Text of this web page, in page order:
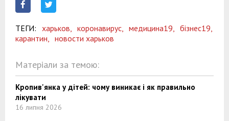
ТЕГИ: харьков, коронавирус, медицина19,
бізнес19,
карантин,
новости харьков
Матеріали за темою:
Кропив'янка у дітей: чому виникає і як правильно
лікувати
16 липня 2026